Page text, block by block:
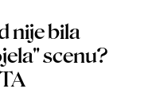
nije bila
scenu?